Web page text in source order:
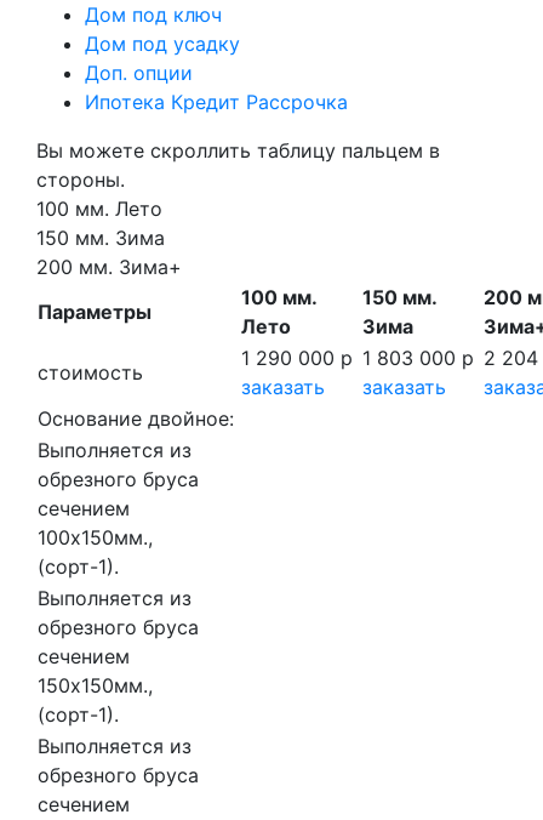
Дом под ключ
Дом под усадку
Доп. опции
Ипотека Кредит Рассрочка
Вы можете скроллить таблицу пальцем в
стороны.
100 мм. Лето
150 мм. Зима
200 мм. Зима+
Параметры
100 мм.
Лето
150 мм.
Зима
200
стоимость
1 290 000 р
заказать
1 803 000 р
заказать
2
Основание двойное:
Выполняется из
обрезного бруса
сечением
100х150мм.,
(сорт-1).
Выполняется из
обрезного бруса
сечением
150х150мм.,
(сорт-1).
Выполняется из
обрезного бруса
сечением